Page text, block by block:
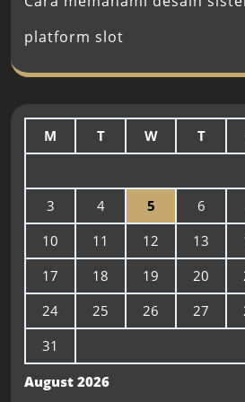
platform slot
August 2026
M T W T
3
4 5 6
10
11 12 13
17
18 19 20
24
25 26 27
31